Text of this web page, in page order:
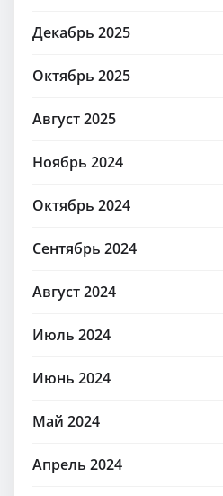
Декабрь 2025
Октябрь 2025
Август 2025
Ноябрь 2024
Октябрь 2024
Сентябрь 2024
Август 2024
Июль 2024
Июнь 2024
Май 2024
Апрель 2024